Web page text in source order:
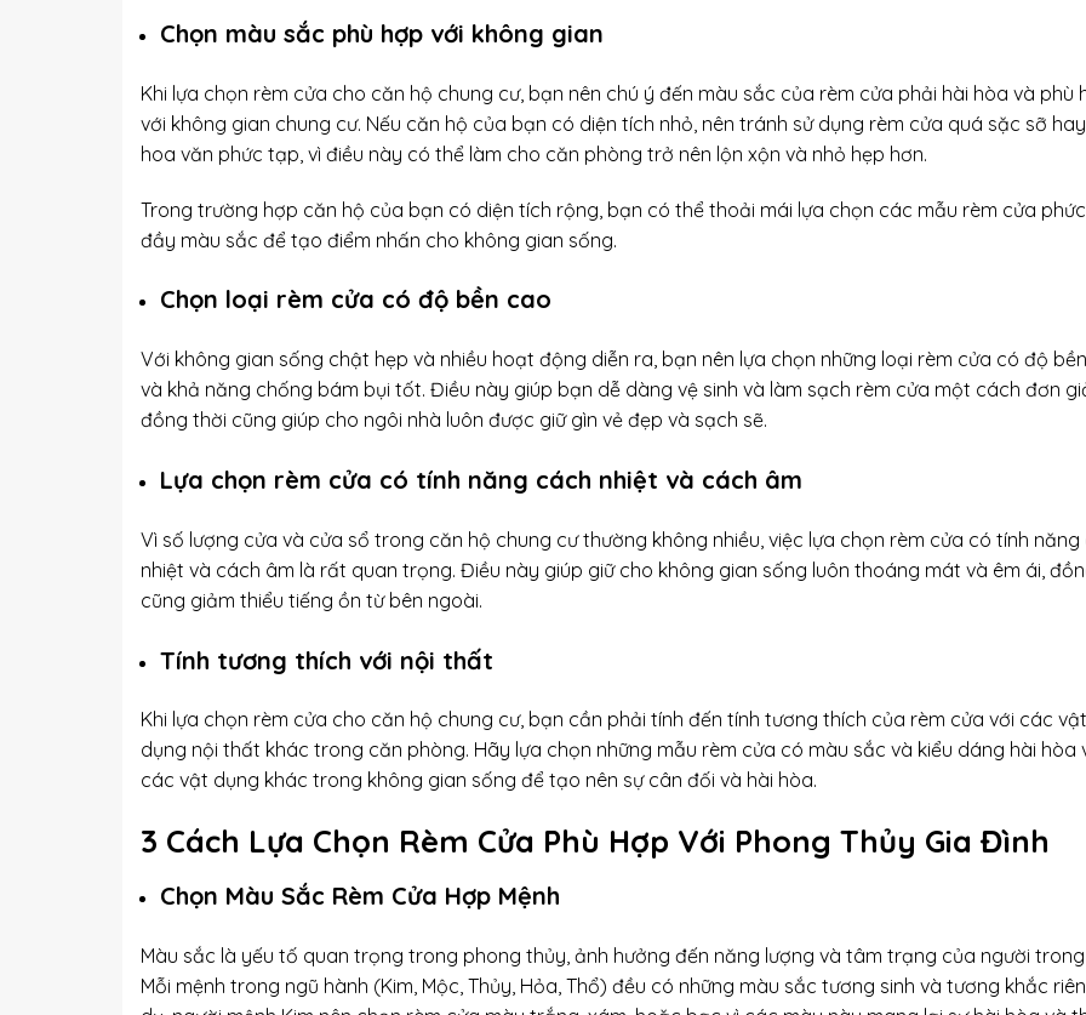
Chọn màu sắc phù hợp với không gian
Khi lựa chọn rèm cửa cho căn hộ chung cư, bạn nên chú ý đến màu sắc của rèm cửa phải hài hòa và phù
với không gian chung cư. Nếu căn hộ của bạn có diện tích nhỏ, nên tránh sử dụng rèm cửa quá sặc sỡ
hoa văn phức tạp, vì điều này có thể làm cho căn phòng trở nên lộn xộn và nhỏ hẹp hơn.
Trong trường hợp căn hộ của bạn có diện tích rộng, bạn có thể thoải mái lựa chọn các mẫu rèm cửa
đầy màu sắc để tạo điểm nhấn cho không gian sống.
Chọn loại rèm cửa có độ bền cao
Với không gian sống chật hẹp và nhiều hoạt động diễn ra, bạn nên lựa chọn những loại rèm cửa có độ
và khả năng chống bám bụi tốt. Điều này giúp bạn dễ dàng vệ sinh và làm sạch rèm cửa một cách đơn
đồng thời cũng giúp cho ngôi nhà luôn được giữ gìn vẻ đẹp và sạch sẽ.
Lựa chọn rèm cửa có tính năng cách nhiệt và cách âm
Vì số lượng cửa và cửa sổ trong căn hộ chung cư thường không nhiều, việc lựa chọn rèm cửa có tính năng
nhiệt và cách âm là rất quan trọng. Điều này giúp giữ cho không gian sống luôn thoáng mát và êm ái,
cũng giảm thiểu tiếng ồn từ bên ngoài.
Tính tương thích với nội thất
Khi lựa chọn rèm cửa cho căn hộ chung cư, bạn cần phải tính đến tính tương thích của rèm cửa với các vật
dụng nội thất khác trong căn phòng. Hãy lựa chọn những mẫu rèm cửa có màu sắc và kiểu dáng hài hòa
các vật dụng khác trong không gian sống để tạo nên sự cân đối và hài hòa.
3 Cách Lựa Chọn Rèm Cửa Phù Hợp Với Phong Thủy Gia Đình
Chọn Màu Sắc Rèm Cửa Hợp Mệnh
Màu sắc là yếu tố quan trọng trong phong thủy, ảnh hưởng đến năng lượng và tâm trạng của người trong
Mỗi mệnh trong ngũ hành (Kim, Mộc, Thủy, Hỏa, Thổ) đều có những màu sắc tương sinh và tương khắc